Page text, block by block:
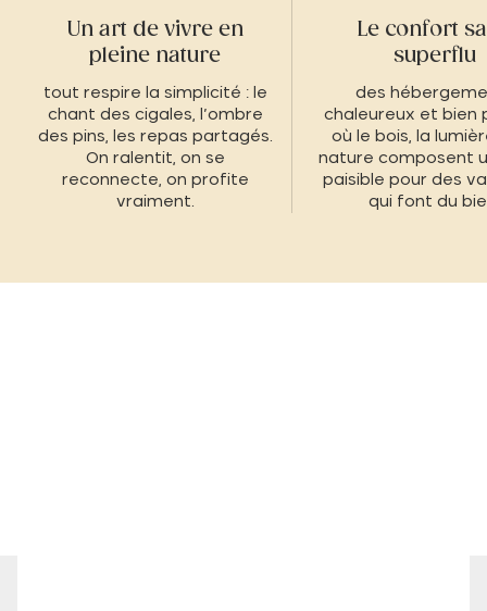
Un art de vivre en
pleine nature
tout respire la simplicité : le
chant des cigales, l’ombre
des pins, les repas partagés.
On ralentit, on se
reconnecte, on profite
vraiment.
Le confort
superflu
des
chaleureux et bien
où le bois, la
nature composent
paisible pour des
qui font du